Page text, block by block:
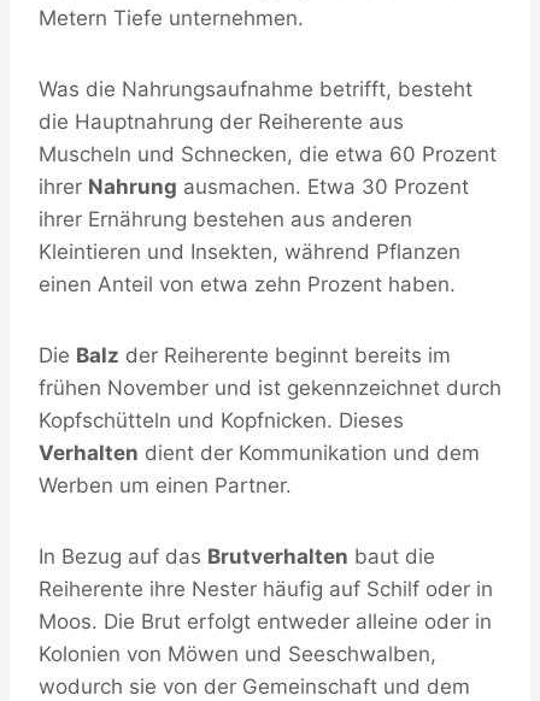
Metern Tiefe unternehmen.
Was die Nahrungsaufnahme betrifft, besteht
die Hauptnahrung der Reiherente aus
Muscheln und Schnecken, die etwa 60 Prozent
ihrer Nahrung ausmachen. Etwa 30 Prozent
ihrer Ernährung bestehen aus anderen
Kleintieren und Insekten, während Pflanzen
einen Anteil von etwa zehn Prozent haben.
Die Balz der Reiherente beginnt bereits im
frühen November und ist gekennzeichnet durch
Kopfschütteln und Kopfnicken. Dieses
Verhalten dient der Kommunikation und dem
Werben um einen Partner.
In Bezug auf das Brutverhalten baut die
Reiherente ihre Nester häufig auf Schilf oder in
Moos. Die Brut erfolgt entweder alleine oder in
Kolonien von Möwen und Seeschwalben,
wodurch sie von der Gemeinschaft und dem